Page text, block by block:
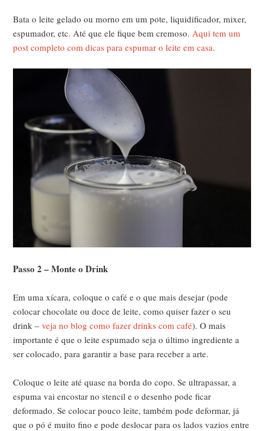
Bata o leite gelado ou morno em um pote, liquidificador, mixer,
espumador, etc. Até que ele fique bem cremoso.Aqui tem um
post completo com dicas para espumar o leite em casa.
Passo 2 – Monte o Drink
Em uma xícara, coloque o café e o que mais desejar (pode
colocar chocolate ou doce de leite, como quiser fazer o seu
drink –veja no blog como fazer drinks com café). O mais
importante é que o leite espumado seja o último ingrediente a
ser colocado, para garantir a base para receber a arte.
Coloque o leite até quase na borda do copo. Se ultrapassar, a
espuma vai encostar no stencil e o desenho pode ficar
deformado. Se colocar pouco leite, também pode deformar, já
que o pó é muito fino e pode deslocar para os lados vazios entre